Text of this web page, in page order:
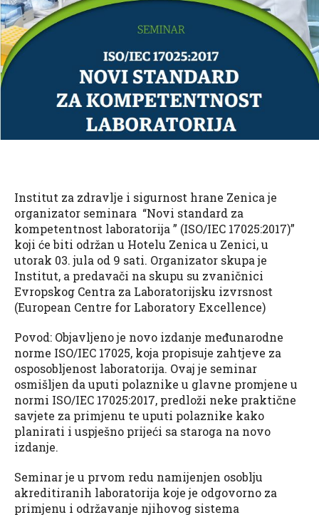
Institut za zdravlje i sigurnost hrane Zenica je
organizator seminara “Novi standard za
kompetentnost laboratorija ” (ISO/IEC 17025:2017)”​
koji će biti održan u Hotelu Zenica u Zenici, u
utorak 03. jula od 9 sati. ​​Organizator skupa je
Institut, a predavači na skupu su zvaničnici
Evropskog Centra za Laboratorijsku izvrsnost
(European Centre for Laboratory Excellence)
Povod: Objavljeno je novo izdanje međunarodne
norme ISO/IEC 17025, koja propisuje zahtjeve za
osposobljenost laboratorija. Ovaj je seminar
osmišljen da uputi polaznike u glavne promjene u
normi ISO/IEC 17025:2017, predloži neke praktične
savjete za primjenu te uputi polaznike kako
planirati i uspješno prijeći sa staroga na novo
izdanje.
Seminar je u prvom redu namijenjen osoblju
akreditiranih laboratorija koje je odgovorno za
primjenu i održavanje njihovog sistema